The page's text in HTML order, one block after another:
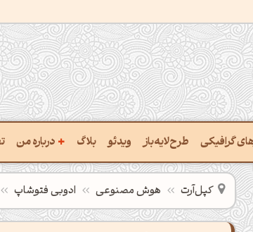
گرافیکی
پالت از تصویر
رنگ‌ها باهم
طرح‌لایه‌باز ویدئو بلاگ + درباره من
درباره‌من
سفارش
کپل‌آرت ادوبی فتوشاپ هوش مصنوعی